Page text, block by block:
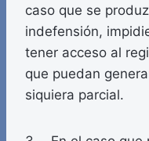
caso que se
indefensión,
tener acceso al
que puedan
siquiera parcial.